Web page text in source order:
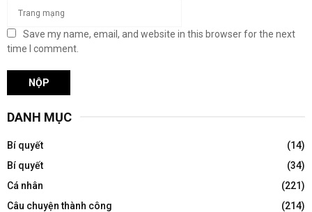
Save my name, email, and website in this browser for the next
time I comment.
DANH MỤC
Bí quyết
(14)
Bí quyết
(34)
Cá nhân
(221)
Câu chuyện thành công
(214)